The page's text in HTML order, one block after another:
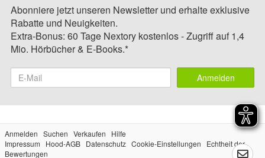
Abonniere jetzt unseren Newsletter und erhalte exklusive
Rabatte und Neuigkeiten.
Extra-Bonus: 60 Tage Nextory kostenlos - Zugriff auf 1,4
Mio. Hörbücher & E-Books.*
Anmelden
Anmelden Suchen Verkaufen
Hilfe
Impressum
Hood-AGB Datenschutz Cookie-Einstellungen
Echtheit der
Bewertungen